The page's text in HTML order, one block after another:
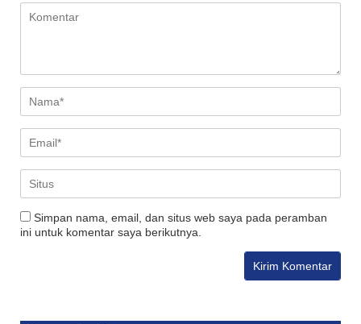
Simpan nama, email, dan situs web saya pada peramban
ini untuk komentar saya berikutnya.